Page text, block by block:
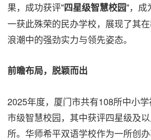
果，成功获评"四星级智慧校园"，成
一获此殊荣的民办学校，展现了其
浪潮中的强劲实力与领先姿态。
前瞻布局，脱颖而出
2025年度，厦门市共有108所中小
市级智慧校园，其中获评四星级及
所。华师希平双语学校作为一所创